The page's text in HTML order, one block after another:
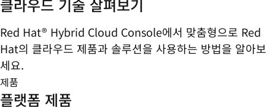
클라우드 기술 살펴보기
Red Hat® Hybrid Cloud Console에서 맞춤형으로 Red
Hat의 클라우드 제품과 솔루션을 사용하는 방법을 알아보
세요.
제품
플랫폼 제품